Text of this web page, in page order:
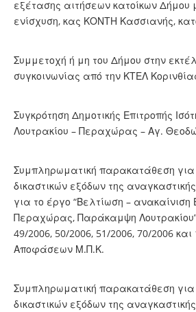
εξέτασης αιτήσεων κατοίκων Δήμου
ενίσχυση, κας ΚΟΝΤΗ Κασσιανής,
Συμμετοχή ή μη του Δήμου στην
συγκοινωνίας από την ΚΤΕΛ
Συγκρότηση Δημοτικής Επιτροπής
Λουτρακίου – Περαχώρας – Αγ.
Συμπληρωματική παρακατάθεση
δικαστικών εξόδων της
για το έργο “Βελτίωση – ανακαίνιση
Περαχώρας, Παράκαμψη
49/2006, 50/2006, 51/2006, 70/2006 και
Αποφάσεων Μ.Π.Κ.
Συμπληρωματική παρακατάθεση
δικαστικών εξόδων της